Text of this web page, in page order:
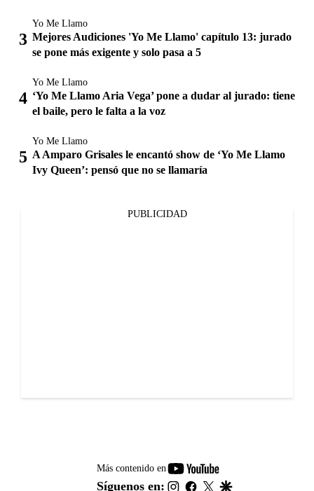
Yo Me Llamo
Mejores Audiciones 'Yo Me Llamo' capítulo 13: jurado
se pone más exigente y solo pasa a 5
Yo Me Llamo
‘Yo Me Llamo Aria Vega’ pone a dudar al jurado: tiene
el baile, pero le falta a la voz
Yo Me Llamo
A Amparo Grisales le encantó show de ‘Yo Me Llamo
Ivy Queen’: pensó que no se llamaría
PUBLICIDAD
Más contenido en
youtube-
footer
Síguenos en: instagram
facebook
twitter